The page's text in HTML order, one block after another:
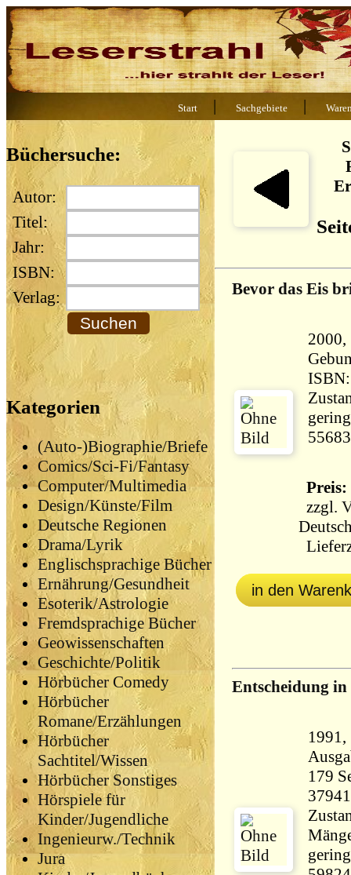
Start | Sachgebiete |
Büchersuche:
Autor:
Titel:
Jahr:
ISBN:
Verlag:
Kategorien
(Auto-)Biographie/Briefe
Comics/Sci-Fi/Fantasy
Computer/Multimedia
Design/Künste/Film
Deutsche Regionen
Drama/Lyrik
Englischsprachige Bücher
Ernährung/Gesundheit
Esoterik/Astrologie
Fremdsprachige Bücher
Geowissenschaften
Geschichte/Politik
Hörbücher Comedy
Hörbücher
Romane/Erzählungen
Hörbücher
Sachtitel/Wissen
Hörbücher Sonstiges
Hörspiele für
Kinder/Jugendliche
Ingenieurw./Technik
Jura
Bevor das Eis
55683
Preis:
zzgl.
in den
Entscheidung
1991,
179 Seiten